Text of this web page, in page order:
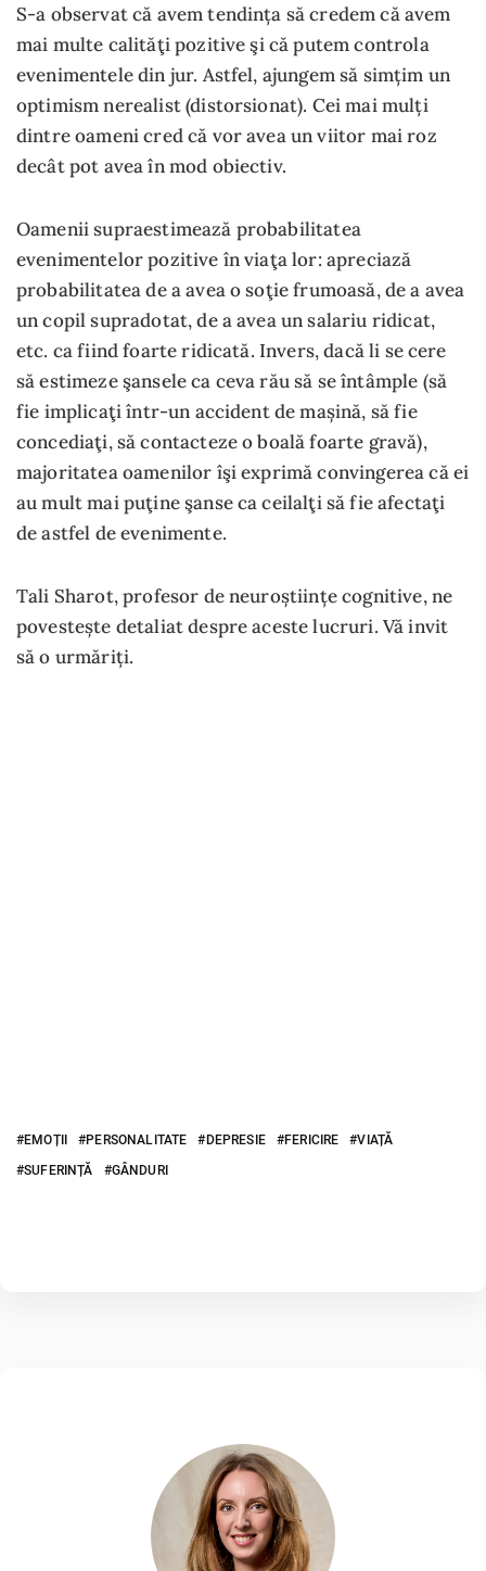
S-a observat că avem tendința să credem că avem
mai multe calităţi pozitive şi că putem controla
evenimentele din jur. Astfel, ajungem să simțim un
optimism nerealist (distorsionat). Cei mai mulți
dintre oameni cred că vor avea un viitor mai roz
decât pot avea în mod obiectiv.
Oamenii supraestimează probabilitatea
evenimentelor pozitive în viaţa lor: apreciază
probabilitatea de a avea o soţie frumoasă, de a avea
un copil supradotat, de a avea un salariu ridicat,
etc. ca fiind foarte ridicată. Invers, dacă li se cere
să estimeze şansele ca ceva rău să se întâmple (să
fie implicaţi într-un accident de mașină, să fie
concediaţi, să contacteze o boală foarte gravă),
majoritatea oamenilor îşi exprimă convingerea că ei
au mult mai puţine şanse ca ceilalţi să fie afectaţi
de astfel de evenimente.
Tali Sharot, profesor de neuroștiințe cognitive, ne
povestește detaliat despre aceste lucruri. Vă invit
să o urmăriți.
EMOȚII PERSONALITATE DEPRESIE FERICIRE
VIAȚĂ
SUFERINȚĂ
GÂNDURI